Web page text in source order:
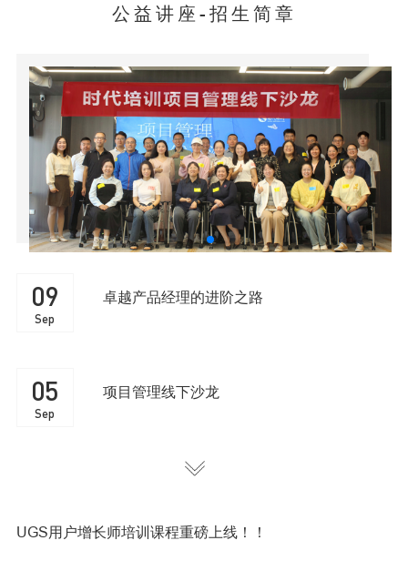
公益讲座-招生简章
09 卓越产品经理的进阶之路
05
Sep
项目管理线下沙龙
09
Sep
卓越产品经理的进阶之路
05
Sep
项目管理线下沙龙
ICCP-DGSP数据治理与管理专业人士认证培训火热
报名中...！
CPSM注册供应链管理专家课程上线！！
SHRM国际人力资源认证培训开课啦！！！
UGS用户增长师培训课程重磅上线！！